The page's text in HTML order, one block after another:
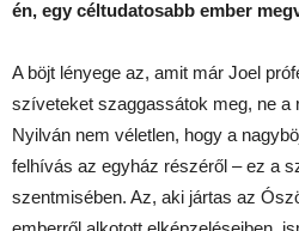
én, egy céltudatosabb ember
A böjt lényege az, amit már Joel
szíveteket szaggassátok meg, ne a
Nyilván nem véletlen, hogy a
felhívás az egyház részéről – ez a
szentmisében. Az, aki jártas az